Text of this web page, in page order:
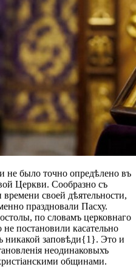
не было точно опредѣлено въ
Церкви. Сообразно съ
времени своей дѣятельности,
праздновали Пасху.
по словамъ церковнаго
постановили касательно
никакой заповѣди{1}. Это и
неодинаковыхъ
общинами.